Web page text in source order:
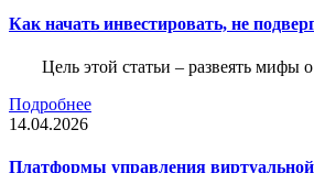
Как начать инвестировать, не
Цель этой статьи – развеять мифы
Подробнее
14.04.2026
Платформы управления